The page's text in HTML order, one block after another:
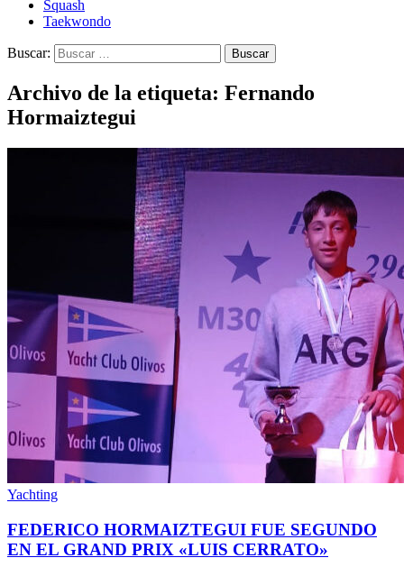
Squash
Taekwondo
Buscar:
Archivo de la etiqueta: Fernando
Hormaiztegui
Yachting
FEDERICO HORMAIZTEGUI FUE SEGUNDO
EN EL GRAND PRIX «LUIS CERRATO»